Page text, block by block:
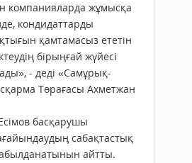
компанияларда жұмысқа
кондидаттарды
қамтамасыз ететін
бірыңғай жүйесі
- деді «Самұрық-
Төрағасы Ахметжан
басқарушы
сабақтастық
айтты.